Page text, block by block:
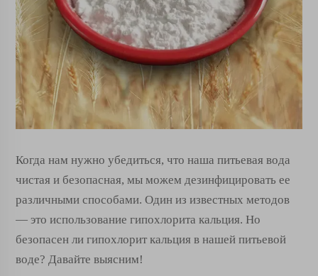
Когда нам нужно убедиться, что наша питьевая вода
чистая и безопасная, мы можем дезинфицировать ее
различными способами. Один из известных методов
— это использование гипохлорита кальция. Но
безопасен ли гипохлорит кальция в нашей питьевой
воде? Давайте выясним!